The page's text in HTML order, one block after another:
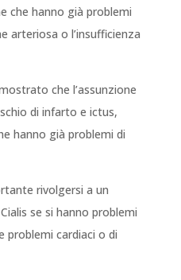
che hanno già problemi
arteriosa o l’insufficienza
che l’assunzione
di infarto e ictus,
hanno già problemi di
rivolgersi a un
se si hanno problemi
problemi cardiaci o di